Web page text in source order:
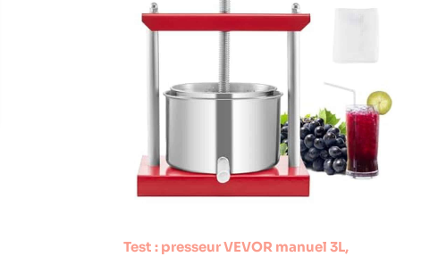
Test : presseur VEVOR manuel 3L,